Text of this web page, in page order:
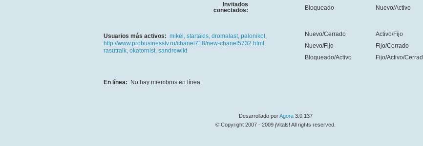
Invitados
conectados:
Usuarios más activos: mikel, startakls, dromalast, palonikol,
http://www.probusinesstv.ru/chanel718/new-chanel5732.html,
rasutralk, okatornist, sandrewikt
En línea: No hay miembros en línea
Bloqueado
Nuevo/Activo
Nuevo/Cerrado
Nuevo/Fijo
Bloqueado/Activo
Activo/Fijo
Fijo/Cerrado
Fijo/Activo/
Desarrollado porAgora3.0.137
© Copyright 2007 - 2009 jVitals! All rights reserved.